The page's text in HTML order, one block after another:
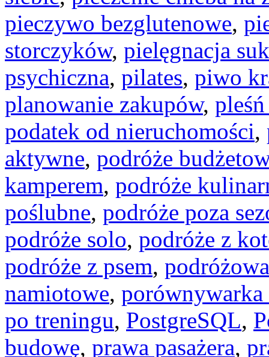
pieczywo bezglutenowe,
storczyków, pielęgnacja
psychiczna, pilates, piwo
planowanie zakupów,
podatek od nieruchomości,
aktywne, podróże
kamperem, podróże
poślubne, podróże poza
podróże solo, podróże z
podróże z psem,
namiotowe,
po treningu, PostgreSQL,
budowę, prawa pasażera,